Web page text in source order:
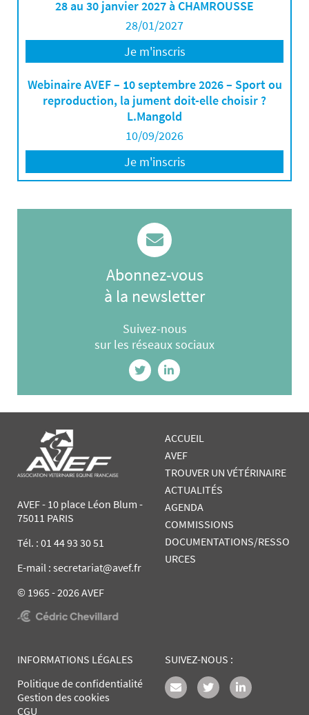
28 au 30 janvier 2027 à CHAMROUSSE
28/01/2027
Je m'inscris
Webinaire AVEF – 10 septembre 2026 – Sport ou
reproduction, la jument doit-elle choisir ?
L.Mangold
10/09/2026
Je m'inscris
Abonnez-vous
à la newsletter
Suivez-nous
sur les réseaux sociaux
AVEF - 10 place Léon Blum -
75011 PARIS
Tél. : 01 44 93 30 51
E-mail : secretariat@avef.fr
© 1965 - 2026 AVEF
ACCUEIL
AVEF
TROUVER UN VÉTÉRINAIRE
ACTUALITÉS
AGENDA
COMMISSIONS
DOCUMENTATIONS/RESSO
URCES
INFORMATIONS LÉGALES
Politique de confidentialité
Gestion des cookies
CGU
SUIVEZ-NOUS :